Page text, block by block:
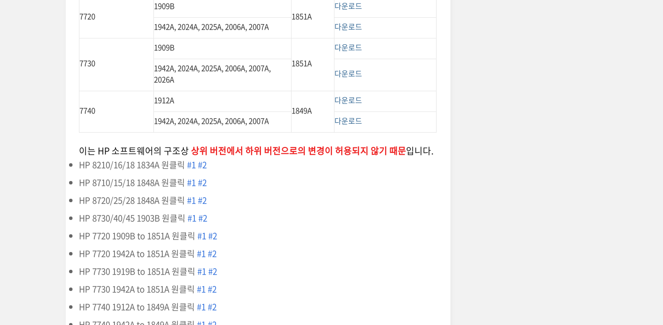
7720
1909B
1851A
다운로드
1942A, 2024A, 2025A, 2006A, 2007A
다운로드
7730
1909B
1851A
다운로드
1942A, 2024A, 2025A, 2006A, 2007A,
2026A
다운로드
7740
1912A
1849A
다운로드
1942A, 2024A, 2025A, 2006A, 2007A
다운로드
이는 HP 소프트웨어의 구조상 상위 버전에서 하위 버전으로의 변경이 허용되지 않기 때문입니다.
HP 8210/16/18 1834A 원클릭 #1#2
HP 8710/15/18 1848A 원클릭 #1#2
HP 8720/25/28 1848A 원클릭 #1#2
HP 8730/40/45 1903B 원클릭 #1#2
HP 7720 1909B to 1851A 원클릭 #1#2
HP 7720 1942A to 1851A 원클릭 #1#2
HP 7730 1919B to 1851A 원클릭 #1#2
HP 7730 1942A to 1851A 원클릭 #1#2
HP 7740 1912A to 1849A 원클릭 #1#2